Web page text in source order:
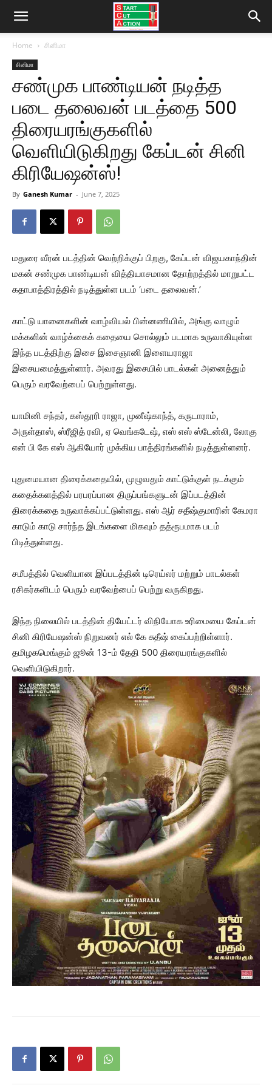
Home சினிமா
சினிமா
சண்முக பாண்டியன் நடித்த
படை தலைவன் படத்தை 500
திரையரங்குகளில்
வெளியிடுகிறது கேப்டன் சினி
கிரியேஷன்ஸ்!
By Ganesh Kumar - June 7, 2025
மதுரை வீரன் படத்தின் வெற்றிக்குப் பிறகு, கேப்டன் விஜயகாந்தின்
மகன் சண்முக பாண்டியன் வித்தியாசமான தோற்றத்தில் மாறுபட்ட
கதாபாத்திரத்தில் நடித்துள்ள படம் ‘படை தலைவன்.’
காட்டு யானைகளின் வாழ்வியல் பின்னணியில், அங்கு வாழும்
மக்களின் வாழ்க்கைக் கதையை சொல்லும் படமாக உருவாகியுள்ள
இந்த படத்திற்கு இசை இசைஞானி இளையராஜா
இசையமைத்துள்ளார். அவரது இசையில் பாடல்கள் அனைத்தும்
பெரும் வரவேற்பைப் பெற்றுள்ளது.
யாமினி சந்தர், கஸ்தூரி ராஜா, முனீஷ்காந்த், கருடாராம்,
அருள்தாஸ், ஸ்ரீஜித் ரவி, ஏ வெங்கடேஷ், எஸ் எஸ் ஸ்டேன்லி, லோகு
என் பி கே எஸ் ஆகியோர் முக்கிய பாத்திரங்களில் நடித்துள்ளனர்.
புதுமையான திரைக்கதையில், முழுவதும் காட்டுக்குள் நடக்கும்
கதைக்களத்தில் பரபரப்பான திருப்பங்களுடன் இப்படத்தின்
திரைக்கதை உருவாக்கப்பட்டுள்ளது. எஸ் ஆர் சதீஷ்குமாரின் கேமரா
காடும் காடு சார்ந்த இடங்களை மிகவும் தத்ரூபமாக படம்
பிடித்துள்ளது.
சமீபத்தில் வெளியான இப்படத்தின் டிரெய்லர் மற்றும் பாடல்கள்
ரசிகர்களிடம் பெரும் வரவேற்பைப் பெற்று வருகிறது.
இந்த நிலையில் படத்தின் தியேட்டர் விநியோக உரிமையை கேப்டன்
சினி கிரியேஷன்ஸ் நிறுவனர் எல் கே சுதீஷ் கைப்பற்றிள்ளார்.
தமிழகமெங்கும் ஜூன் 13-ம் தேதி 500 திரையரங்குகளில்
வெளியிடுகிறார்.